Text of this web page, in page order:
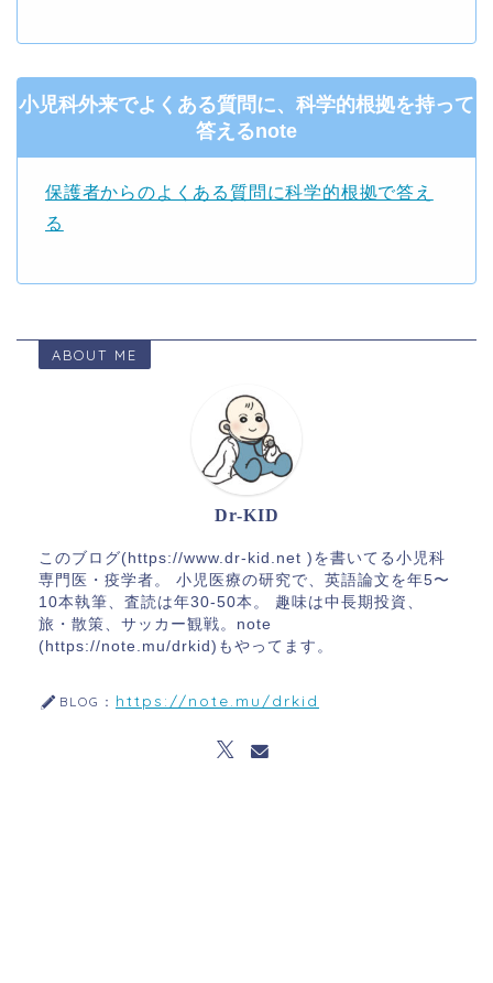
小児科外来でよくある質問に、科学的根拠を持って
答えるnote
保護者からのよくある質問に科学的根拠で答え
る
ABOUT ME
Dr-KID
このブログ(https://www.dr-kid.net )を書いてる小児科
専門医・疫学者。 小児医療の研究で、英語論文を年5〜
10本執筆、査読は年30-50本。 趣味は中長期投資、
旅・散策、サッカー観戦。note
(https://note.mu/drkid)もやってます。
BLOG： https://note.mu/drkid